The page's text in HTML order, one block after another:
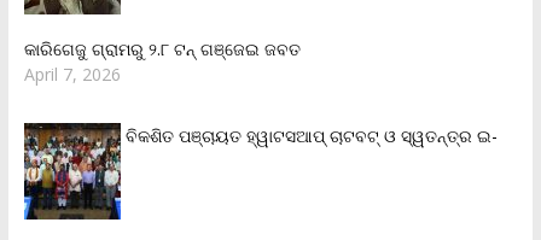
କାରିଗେଜୁ ଗ୍ରାମରୁ ୨.୮ ଟନ୍ ଗଞ୍ଜେଇ ଜବତ
April 7, 2026
ବିକଶିତ ପଞ୍ଚାୟତ ହ୍ୱାଟସଆପ୍ ଚାଟବଟ୍ ଓ ସ୍ୱତନ୍ତ୍ର ଇ-